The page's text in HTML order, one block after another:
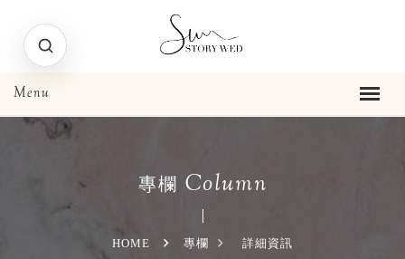
專欄 Column
HOME 專欄 詳細資訊